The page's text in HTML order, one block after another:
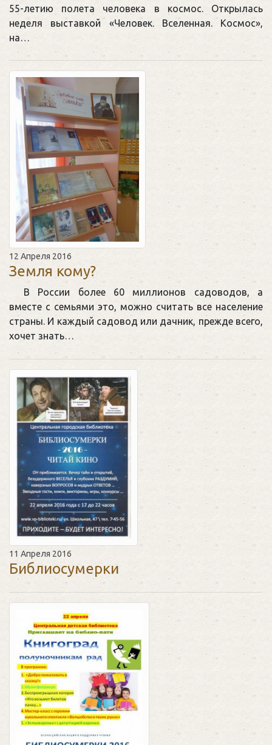
55-летию полета человека в космос. Открылась
неделя выставкой «Человек. Вселенная. Космос»,
на…
12 Апреля 2016
Земля кому?
В России более 60 миллионов садоводов, а
вместе с семьями это, можно считать все население
страны. И каждый садовод или дачник, прежде всего,
хочет знать…
11 Апреля 2016
Библиосумерки